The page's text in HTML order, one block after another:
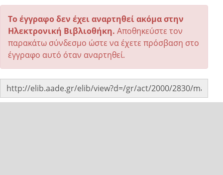
Το έγγραφο δεν έχει αναρτηθεί ακόμα στην
Ηλεκτρονική Βιβλιοθήκη. Αποθηκεύστε τον
παρακάτω σύνδεσμο ώστε να έχετε πρόσβαση στο
έγγραφο αυτό όταν αναρτηθεί.